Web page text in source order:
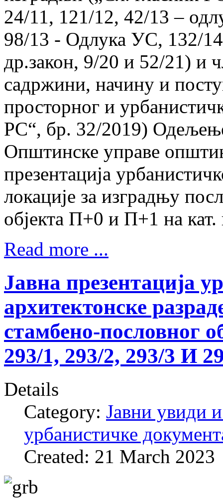
24/11, 121/12, 42/13 –
98/13 - Одлука УС, 132/
др.закон, 9/20 и 52/21) и
садржини, начину и
просторног и
РС“, бр. 32/2019)
Општинске управе
презентација
локације за изградњу
објекта П+0 и П+1 на
Read more ...
Јавна презентација
архитектонске
стамбено-пословног
293/1, 293/2, 293/3 И
Details
Category: Јавни увиди
урбанистичке
Created: 21 March 2023